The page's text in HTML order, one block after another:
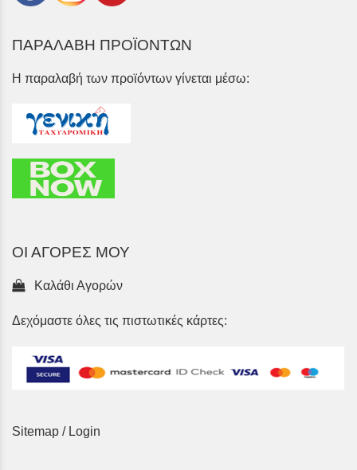
ΠΑΡΑΛΑΒΗ ΠΡΟΪΟΝΤΩΝ
Η παραλαβή των προϊόντων γίνεται μέσω:
ΟΙ ΑΓΟΡΕΣ ΜΟΥ
Καλάθι Αγορών
Δεχόμαστε όλες τις πιστωτικές κάρτες:
Sitemap / Login